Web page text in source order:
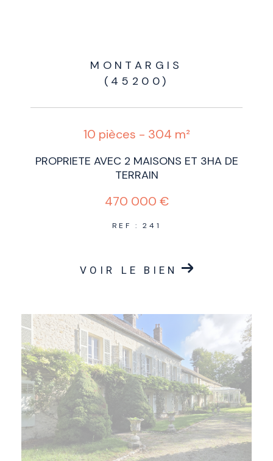
MONTARGIS
(45200)
10 pièces - 304 m²
PROPRIETE AVEC 2 MAISONS ET 3HA DE
TERRAIN
470 000 €
REF : 241
VOIR LE BIEN